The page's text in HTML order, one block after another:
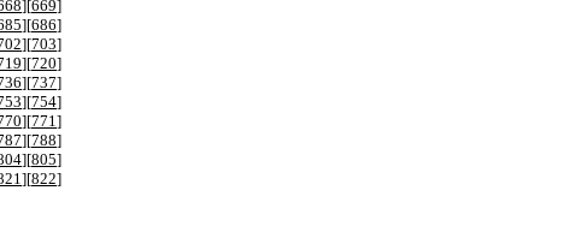
][669]
][686]
][703]
][720]
][737]
][754]
][771]
][788]
][805]
][822]